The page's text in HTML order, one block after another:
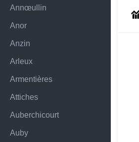
Annœullin
Anor
Anzin
Arleux
Armentières
Attiches
Auberchicourt
Auby